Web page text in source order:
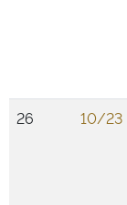
26
10/23